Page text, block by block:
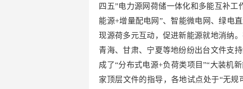
四五”电力源网荷储一体化和多能互补
能源+增量配电网”、智能微电网、绿电
现源荷多元互动，促进新能源就地消纳
青海、甘肃、宁夏等地纷纷出台文件支
成了“分布式电源+负荷类项目”“大装机
家顶层文件的指导，各地试点处于“无规